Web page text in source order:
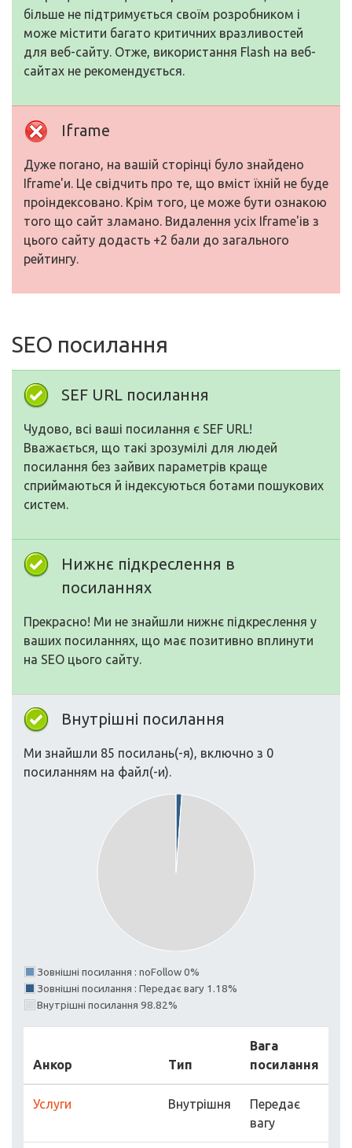
більше не підтримується своїм розробником і
може містити багато критичних вразливостей
для веб-сайту. Отже, використання Flash на веб-
сайтах не рекомендується.
Iframe
Дуже погано, на вашій сторінці було знайдено
Iframe'и. Це свідчить про те, що вміст їхній не буде
проіндексовано. Крім того, це може бути ознакою
того що сайт зламано. Видалення усіх Iframe'ів з
цього сайту додасть +2 бали до загального
рейтингу.
SEO посилання
SEF URL посилання
Чудово, всі ваші посилання є SEF URL!
Вважається, що такі зрозумілі для людей
посилання без зайвих параметрів краще
сприймаються й індексуються ботами пошукових
систем.
Нижнє підкреслення в
посиланнях
Прекрасно! Ми не знайшли нижнє підкреслення у
ваших посиланнях, що має позитивно вплинути
на SEO цього сайту.
Внутрішні посилання
Ми знайшли 85 посилань(-я), включно з 0
посиланням на файл(-и).
Зовнішні посилання : noFollow 0%
Зовнішні посилання : Передає вагу 1.18%
Внутрішні посилання 98.82%
Анкор Тип
Вага
посилання
Услуги Внутрішня
Передає
вагу